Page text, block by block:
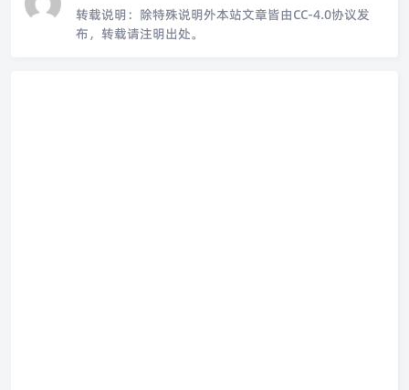
转载说明： 除特殊说明外本站文章皆由CC-4.0协议发
布，转载请注明出处。